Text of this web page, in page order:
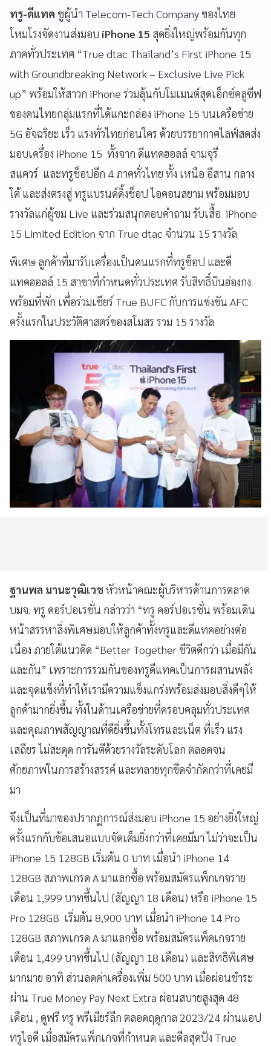
ทรู-ดีแทค ชูผู้นำ Telecom-Tech Company ของไทย
โหมโรงจัดงานส่งมอบ iPhone 15 สุดยิ่งใหญ่พร้อมกันทุก
ภาคทั่วประเทศ “True dtac Thailand’s First iPhone 15
with Groundbreaking Network – Exclusive Live Pick
up” พร้อมให้สาวก iPhone ร่วมลุ้นกับโมเมนต์สุดเอ็กซ์คลูซีฟ
ของคนไทยกลุ่มแรกที่ได้แกะกล่อง iPhone 15 บนเครือข่าย
5G อัจฉริยะ เร็ว แรงทั่วไทยก่อนใคร ด้วยบรรยากาศไลฟ์สดส่ง
มอบเครื่อง iPhone 15 ทั้งจาก ดีแทคฮอลล์ จามจุรี
สแควร์ และทรูช็อปอีก 4 ภาคทั่วไทย ทั้ง เหนือ อีสาน กลาง
ใต้ และส่งตรงสู่ ทรูแบรนด์ดิ้งช็อป ไอคอนสยาม พร้อมมอบ
รางวัลแก่ผู้ชม Live และร่วมสนุกตอบคำถาม รับเสื้อ iPhone
15 Limited Edition จาก True dtac จำนวน 15 รางวัล
พิเศษ ลูกค้าที่มารับเครื่องเป็นคนแรกที่ทรูช็อป และดี
แทคฮอลล์ 15 สาขาที่กำหนดทั่วประเทศ รับสิทธิ์บินฮ่องกง
พร้อมที่พัก เพื่อร่วมเชียร์ True BUFC กับการแข่งขัน AFC
ครั้งแรกในประวัติศาสตร์ของสโมสร รวม 15 รางวัล
ฐานพล มานะวุฒิเวชหัวหน้าคณะผู้บริหารด้านการตลาด
บมจ. ทรู คอร์ปอเรชั่น กล่าวว่า “ทรู คอร์ปอเรชั่น พร้อมเดิน
หน้าสรรหาสิ่งพิเศษมอบให้ลูกค้าทั้งทรูและดีแทคอย่างต่อ
เนื่อง ภายใต้แนวคิด “Better Together ชีวิตดีกว่า เมื่อมีกัน
และกัน” เพราะการรวมกันของทรูดีแทคเป็นการผสานพลัง
และจุดแข็งที่ทำให้เรามีความแข็งแกร่งพร้อมส่งมอบสิ่งดีๆให้
ลูกค้ามากยิ่งขึ้น ทั้งในด้านเครือข่ายที่ครอบคลุมทั่วประเทศ
และคุณภาพสัญญาณที่ดียิ่งขึ้นทั้งโทรและเน็ต ที่เร็ว แรง
เสถียร ไม่สะดุด การันตีด้วยรางวัลระดับโลก ตลอดจน
ศักยภาพในการสร้างสรรค์ และทลายทุกขีดจำกัดกว่าที่เคยมี
มา
จึงเป็นที่มาของปรากฏการณ์ส่งมอบ iPhone 15 อย่างยิ่งใหญ่
ครั้งแรกกับข้อเสนอแบบจัดเต็มยิ่งกว่าที่เคยมีมา ไม่ว่าจะเป็น
iPhone 15 128GB เริ่มต้น 0 บาท เมื่อนำ iPhone 14
128GB สภาพเกรด A มาแลกซื้อ พร้อมสมัครแพ็กเกจราย
เดือน 1,999 บาทขึ้นไป (สัญญา 18 เดือน) หรือ iPhone 15
Pro 128GB เริ่มต้น 8,900 บาท เมื่อนำ iPhone 14 Pro
128GB สภาพเกรด A มาแลกซื้อ พร้อมสมัครแพ็คเกจราย
เดือน 1,499 บาทขึ้นไป (สัญญา 18 เดือน) และสิทธิพิเศษ
มากมาย อาทิ ส่วนลดค่าเครื่องเพิ่ม 500 บาท เมื่อผ่อนชำระ
ผ่าน True Money Pay Next Extra ผ่อนสบายสูงสุด 48
เดือน , ดูฟรี ทรู พรีเมียร์ลีก ตลอดฤดูกาล 2023/24 ผ่านแอป
ทรูไอดี เมื่อสมัครแพ็กเกจที่กำหนด และดีลสุดปัง True